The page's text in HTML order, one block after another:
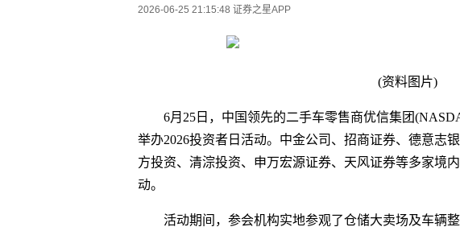
2026-06-25 21:15:48 证券之星APP
(资料图片)
6月25日，中国领先的二手车零售商优信集团
举办2026投资者日活动。中金公司、招商证券、德意志
方投资、清淙投资、申万宏源证券、天风证券等多家境
动。
活动期间，参会机构实地参观了仓储大卖场及车辆